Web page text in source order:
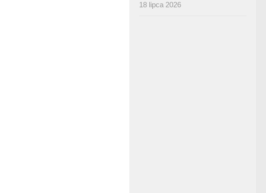
18 lipca 2026